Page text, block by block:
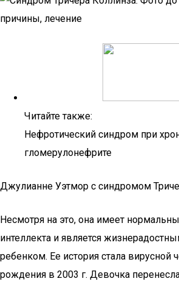
Читайте также:
Нефротический синдром при
гломерулонефрите
Джулианне Уэтмор с синдромом
Несмотря на это, она имеет
интеллекта и является
ребенком. Ее история стала вирусной
рождения в 2003 г. Девочка